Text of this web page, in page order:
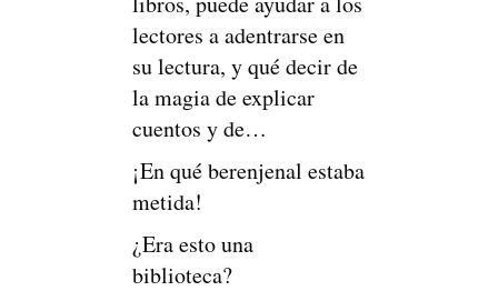
lectores a adentrarse en
su lectura, y qué decir de
la magia de explicar
cuentos y de…
¡En qué berenjenal estaba
metida!
¿Era esto una
biblioteca?